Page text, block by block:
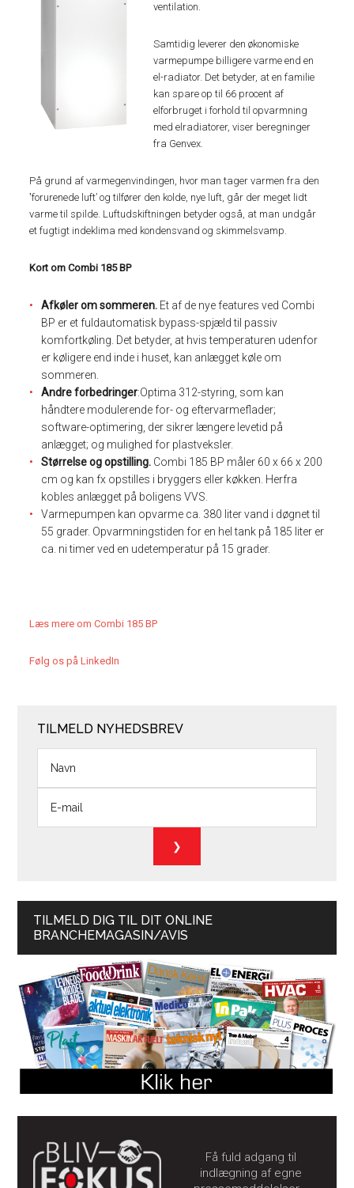
ventilation.
Samtidig leverer den økonomiske
varmepumpe billigere varme end en
el-radiator. Det betyder, at en familie
kan spare op til 66 procent af
elforbruget i forhold til opvarmning
med elradiatorer, viser beregninger
fra Genvex.
På grund af varmegenvindingen, hvor man tager varmen fra den
‛forurenede luft’ og tilfører den kolde, nye luft, går der meget lidt
varme til spilde. Luftudskiftningen betyder også, at man undgår
et fugtigt indeklima med kondensvand og skimmelsvamp.
Kort om Combi 185 BP
Afkøler om sommeren. Et af de nye features ved Combi
BP er et fuldautomatisk bypass-spjæld til passiv
komfortkøling. Det betyder, at hvis temperaturen udenfor
er køligere end inde i huset, kan anlægget køle om
sommeren.
Andre forbedringer:Optima 312-styring, som kan
håndtere modulerende for- og eftervarmeflader;
software-optimering, der sikrer længere levetid på
anlægget; og mulighed for plastveksler.
Størrelse og opstilling. Combi 185 BP måler 60 x 66 x 200
cm og kan fx opstilles i bryggers eller køkken. Herfra
kobles anlægget på boligens VVS.
Varmepumpen kan opvarme ca. 380 liter vand i døgnet til
55 grader. Opvarmningstiden for en hel tank på 185 liter er
ca. ni timer ved en udetemperatur på 15 grader.
Læs mere om Combi 185 BP
Følg os på LinkedIn
TILMELD NYHEDSBREV
TILMELD DIG TIL DIT ONLINE
BRANCHEMAGASIN/AVIS
Få fuld adgang til
indlægning af egne